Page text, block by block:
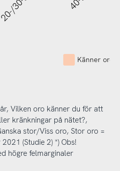
Känner oro
Vilken oro känner du för att
kränkningar på nätet?,
stor/Viss oro, Stor oro =
(Studie 2) *) Obs!
högre felmarginaler